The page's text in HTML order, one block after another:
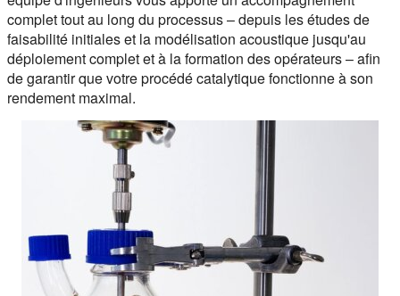
complet tout au long du processus – depuis les études de
faisabilité initiales et la modélisation acoustique jusqu'au
déploiement complet et à la formation des opérateurs – afin
de garantir que votre procédé catalytique fonctionne à son
rendement maximal.